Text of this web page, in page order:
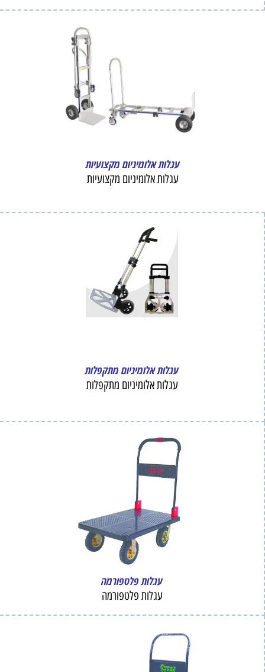
עגלות אלומיניום מקצועיות
עגלות אלומיניום מקצועיות
עגלות אלומיניום מתקפלות
עגלות אלומיניום מתקפלות
עגלות פלטפורמה
עגלות פלטפורמה